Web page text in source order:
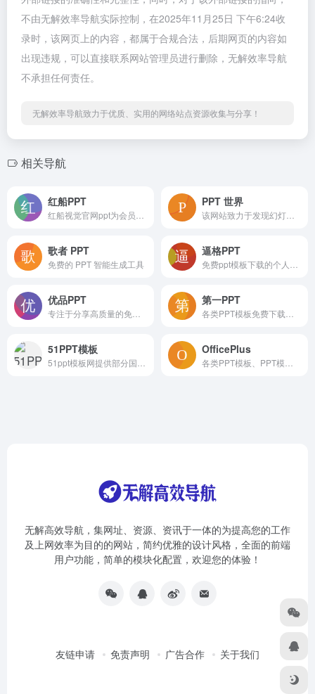
不由无解效率导航实际控制，在2025年11月25日 下午6:24收
录时，该网页上的内容，都属于合规合法，后期网页的内容如
出现违规，可以直接联系网站管理员进行删除，无解效率导航
不承担任何责任。
无解效率导航致力于优质、实用的网络站点资源收集与分享！
相关导航
红船PPT PPT 世界
歌者 PPT
免费的 PPT 智能生成工具
逼格PPT
优品PPT 第一PPT
51PPT模板 OfficePlus
无解高效导航，集网址、资源、资讯于一体的为提高您的工作
及上网效率为目的的网站，简约优雅的设计风格，全面的前端
用户功能，简单的模块化配置，欢迎您的体验！
友链申请 免责声明 广告合作 关于我们